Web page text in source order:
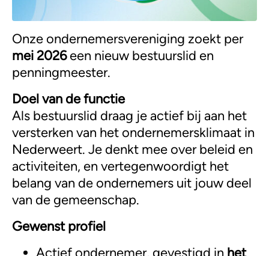
Onze ondernemersvereniging zoekt per
mei 2026een nieuw bestuurslid en
penningmeester.
Doel van de functie
Als bestuurslid draag je actief bij aan het
versterken van het ondernemersklimaat in
Nederweert. Je denkt mee over beleid en
activiteiten, en vertegenwoordigt het
belang van de ondernemers uit jouw deel
van de gemeenschap.
Gewenst profiel